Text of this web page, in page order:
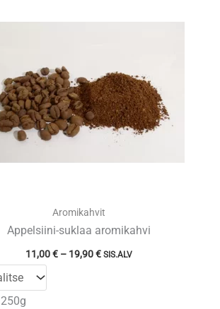
Aromikahvit
Appelsiini-suklaa aromikahvi
11,00€ – 19,90€Hintaluokka:
11,00 €
SIS.ALV
250g